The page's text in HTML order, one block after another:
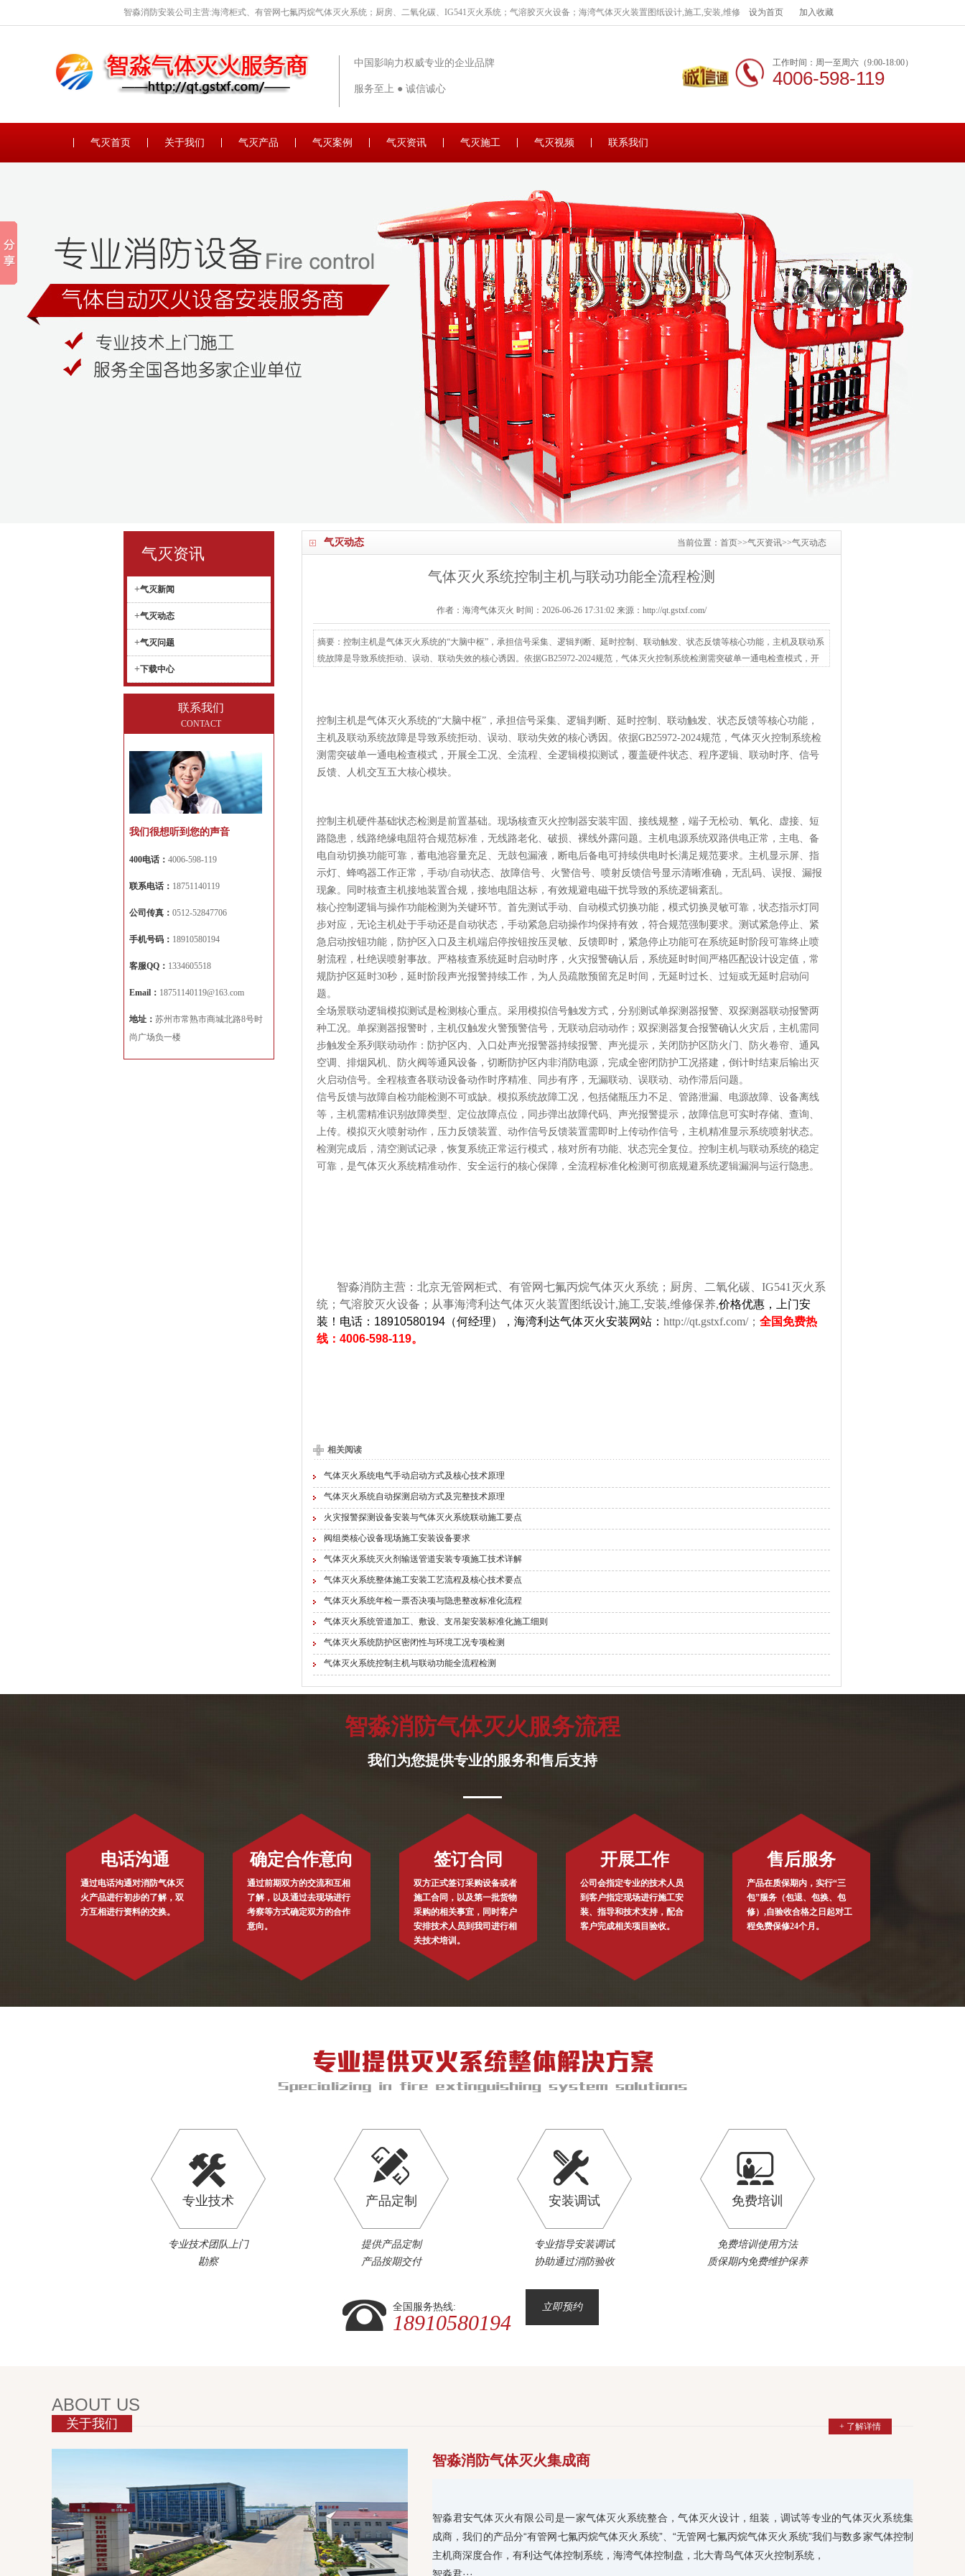
智淼消防安装公司主营:海湾柜式、有管网七氟丙烷气体灭火系统；厨房、二氧化碳、IG541灭火系统；气溶胶灭火设备；海湾气体灭火装置图纸设计,施工,安装,维修 设为首页 加入收藏
中国影响力权威专业的企业品牌
服务至上 ● 诚信诚心
工作时间：周一至周六（9:00-18:00）
4006-598-119
气灭首页 关于我们 气灭产品 气灭案例 气灭资讯 气灭施工 气灭视频 联系我们
气灭动态 当前位置： 首页>>气灭资讯>>气灭动态
气体灭火系统控制主机与联动功能全流程检测
作者：海湾气体灭火 时间：2026-06-26 17:31:02 来源：http://qt.gstxf.com/
摘要：控制主机是气体灭火系统的“大脑中枢”，承担信号采集、逻辑判断、延时控制、联动触发、状态反馈等核心功能，主机及联动系
统故障是导致系统拒动、误动、联动失效的核心诱因。依据GB25972-2024规范，气体灭火控制系统检测需突破单一通电检查模式，开
控制主机是气体灭火系统的“大脑中枢”，承担信号采集、逻辑判断、延时控制、联动触发、状态反馈等核心功能，
主机及联动系统故障是导致系统拒动、误动、联动失效的核心诱因。依据GB25972-2024规范，气体灭火控制系统检
测需突破单一通电检查模式，开展全工况、全流程、全逻辑模拟测试，覆盖硬件状态、程序逻辑、联动时序、信号
反馈、人机交互五大核心模块。
控制主机硬件基础状态检测是前置基础。现场核查灭火控制器安装牢固、接线规整，端子无松动、氧化、虚接、短
路隐患，线路绝缘电阻符合规范标准，无线路老化、破损、裸线外露问题。主机电源系统双路供电正常，主电、备
电自动切换功能可靠，蓄电池容量充足、无鼓包漏液，断电后备电可持续供电时长满足规范要求。主机显示屏、指
示灯、蜂鸣器工作正常，手动/自动状态、故障信号、火警信号、喷射反馈信号显示清晰准确，无乱码、误报、漏报
现象。同时核查主机接地装置合规，接地电阻达标，有效规避电磁干扰导致的系统逻辑紊乱。
核心控制逻辑与操作功能检测为关键环节。首先测试手动、自动模式切换功能，模式切换灵敏可靠，状态指示灯同
步对应，无论主机处于手动还是自动状态，手动紧急启动操作均保持有效，符合规范强制要求。测试紧急停止、紧
急启动按钮功能，防护区入口及主机端启停按钮按压灵敏、反馈即时，紧急停止功能可在系统延时阶段可靠终止喷
射流程，杜绝误喷射事故。严格核查系统延时启动时序，火灾报警确认后，系统延时时间严格匹配设计设定值，常
规防护区延时30秒，延时阶段声光报警持续工作，为人员疏散预留充足时间，无延时过长、过短或无延时启动问
题。
全场景联动逻辑模拟测试是检测核心重点。采用模拟信号触发方式，分别测试单探测器报警、双探测器联动报警两
种工况。单探测器报警时，主机仅触发火警预警信号，无联动启动动作；双探测器复合报警确认火灾后，主机需同
步触发全系列联动动作：防护区内、入口处声光报警器持续报警、声光提示，关闭防护区防火门、防火卷帘、通风
空调、排烟风机、防火阀等通风设备，切断防护区内非消防电源，完成全密闭防护工况搭建，倒计时结束后输出灭
火启动信号。全程核查各联动设备动作时序精准、同步有序，无漏联动、误联动、动作滞后问题。
信号反馈与故障自检功能检测不可或缺。模拟系统故障工况，包括储瓶压力不足、管路泄漏、电源故障、设备离线
等，主机需精准识别故障类型、定位故障点位，同步弹出故障代码、声光报警提示，故障信息可实时存储、查询、
上传。模拟灭火喷射动作，压力反馈装置、动作信号反馈装置需即时上传动作信号，主机精准显示系统喷射状态。
检测完成后，清空测试记录，恢复系统正常运行模式，核对所有功能、状态完全复位。控制主机与联动系统的稳定
可靠，是气体灭火系统精准动作、安全运行的核心保障，全流程标准化检测可彻底规避系统逻辑漏洞与运行隐患。
智淼消防主营：北京无管网柜式、有管网七氟丙烷气体灭火系统；厨房、二氧化碳、IG541灭火系
统；气溶胶灭火设备；从事海湾利达气体灭火装置图纸设计,施工,安装,维修保养,价格优惠，上门安
装！电话：18910580194（何经理），海湾利达气体灭火安装网站： http://qt.gstxf.com/； 全国免费热
线：4006-598-119。
相关阅读
气体灭火系统电气手动启动方式及核心技术原理
气体灭火系统自动探测启动方式及完整技术原理
火灾报警探测设备安装与气体灭火系统联动施工要点
阀组类核心设备现场施工安装设备要求
气体灭火系统灭火剂输送管道安装专项施工技术详解
气体灭火系统整体施工安装工艺流程及核心技术要点
气体灭火系统年检一票否决项与隐患整改标准化流程
气体灭火系统管道加工、敷设、支吊架安装标准化施工细则
气体灭火系统防护区密闭性与环境工况专项检测
气体灭火系统控制主机与联动功能全流程检测
气灭资讯
+气灭新闻
+气灭动态
+气灭问题
+下载中心
联系我们
CONTACT
我们很想听到您的声音
400电话： 4006-598-119
联系电话： 18751140119
公司传真： 0512-52847706
手机号码： 18910580194
客服QQ： 1334605518
Email： 18751140119@163.com
地址： 苏州市常熟市商城北路8号时
尚广场负一楼
智淼消防气体灭火服务流程
我们为您提供专业的服务和售后支持
电话沟通
通过电话沟通对消防气体灭
火产品进行初步的了解，双
方互相进行资料的交换。
确定合作意向
通过前期双方的交流和互相
了解，以及通过去现场进行
考察等方式确定双方的合作
意向。
签订合同
双方正式签订采购设备或者
施工合同，以及第一批货物
采购的相关事宜，同时客户
安排技术人员到我司进行相
关技术培训。
开展工作
公司会指定专业的技术人员
到客户指定现场进行施工安
装、指导和技术支持，配合
客户完成相关项目验收。
售后服务
产品在质保期内，实行“三
包”服务（包退、包换、包
修）,自验收合格之日起对工
程免费保修24个月。
专业技术
专业技术团队上门
勘察
产品定制
提供产品定制
产品按期交付
安装调试
专业指导安装调试
协助通过消防验收
免费培训
免费培训使用方法
质保期内免费维护保养
全国服务热线:
18910580194
立即预约
+ 了解详情
ABOUT US
关于我们
智淼消防气体灭火集成商
智淼君安气体灭火有限公司是一家气体灭火系统整合，气体灭火设计，组装，调试等专业的气体灭火系统集
成商，我们的产品分“有管网七氟丙烷气体灭火系统”、“无管网七氟丙烷气体灭火系统”我们与数多家气体控制
主机商深度合作，有利达气体控制系统，海湾气体控制盘，北大青鸟气体灭火控制系统，